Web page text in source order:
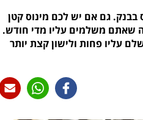
גם אם יש לכם מינוס קטן
שאתם משלמים עליו מדי חודש.
עליו פחות ולישון קצת יותר